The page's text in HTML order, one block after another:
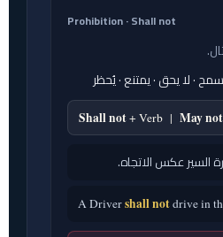
Prohibition · Shall not
· لا يحق · يمتنع · يُحظر
Shall not+ Verb | May not
السير عكس الاتجاه.
A Drivershall notdrive in